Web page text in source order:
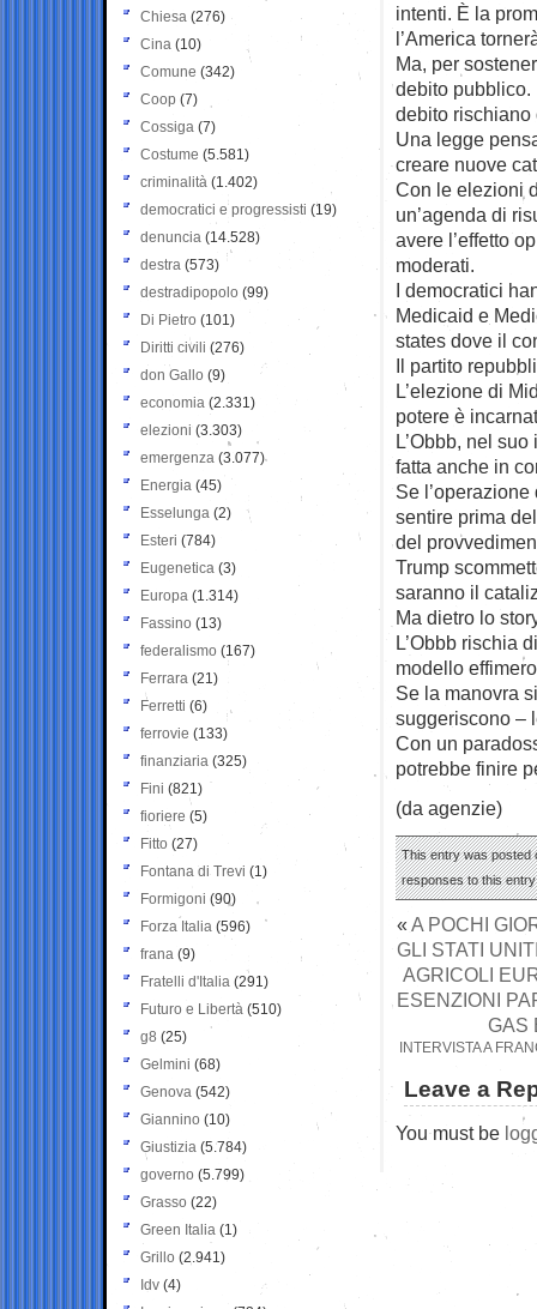
intenti. È la
l’America
Ma, per
debito pubblico.
debito rischiano
Una legge
creare nuove
Con le elezioni
un’agenda di
avere l’effetto
moderati.
I democratici
Medicaid e
states dove il
Il partito
L’elezione di
potere è
L’Obbb, nel
fatta anche in
Se
sentire prima
del
Trump
saranno il
Ma dietro lo
L’Obbb rischia
modello
Se la manovra
suggeriscono –
Con un
potrebbe finire
(da agenzie)
This entry was posted
responses to this
« A POCHI
GLI STATI
AGRICOLI
ESENZIONI
GAS
INTERVISTA A
Leave a
You must be
Chiesa (276)
Cina (10)
Comune (342)
Coop (7)
Cossiga (7)
Costume (5.581)
criminalità (1.402)
democratici e progressisti (19)
denuncia (14.528)
destra (573)
destradipopolo (99)
Di Pietro (101)
Diritti civili (276)
don Gallo (9)
economia (2.331)
elezioni (3.303)
emergenza (3.077)
Energia (45)
Esselunga (2)
Esteri (784)
Eugenetica (3)
Europa (1.314)
Fassino (13)
federalismo (167)
Ferrara (21)
Ferretti (6)
ferrovie (133)
finanziaria (325)
Fini (821)
fioriere (5)
Fitto (27)
Fontana di Trevi (1)
Formigoni (90)
Forza Italia (596)
frana (9)
Fratelli d'Italia (291)
Futuro e Libertà (510)
g8 (25)
Gelmini (68)
Genova (542)
Giannino (10)
Giustizia (5.784)
governo (5.799)
Grasso (22)
Green Italia (1)
Grillo (2.941)
Idv (4)